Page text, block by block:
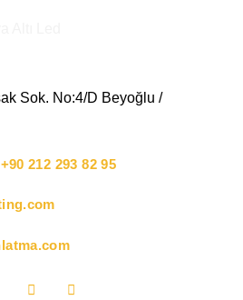
Sok. No:4/D Beyoğlu /
212 293 82 95